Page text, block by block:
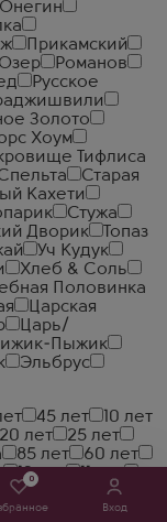
0
Вход
Онегин
Прикамский
Озер
Романов
Русское
Золото
Хоум
Тифлиса
Старая
Кахети
Стужа
Дворик
Топаз
Уч Кудук
Хлеб & Соль
Половинка
Царская
Царь/
Пыжик
Эльбрус
45 лет
10 лет
20 лет
25 лет
85 лет
60 лет
13 лет
54 года
53
51 год
47 лет